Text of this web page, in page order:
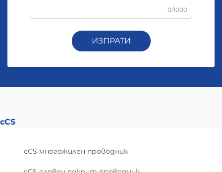
0/1000
ИЗПРАТИ
cCS
cCS многожилен проводник